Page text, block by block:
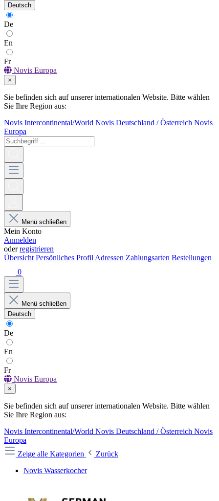
Deutsch
De
En
Fr
Novis Europa
×
Sie befinden sich auf unserer internationalen Website. Bitte wählen
Sie Ihre Region aus:
Novis Intercontinental/World Novis Deutschland / Österreich Novis
Europa
Menü schließen
Mein Konto
Anmelden
oderregistrieren
Übersicht Persönliches Profil Adressen Zahlungsarten Bestellungen
0
Menü schließen
Deutsch
De
En
Fr
Novis Europa
×
Sie befinden sich auf unserer internationalen Website. Bitte wählen
Sie Ihre Region aus:
Novis Intercontinental/World Novis Deutschland / Österreich Novis
Europa
Zeige alle Kategorien
Zurück
Novis Wasserkocher